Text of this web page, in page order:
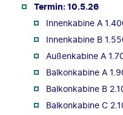
Termin: 10.5.26
Innenkabine A
Innenkabine B
Außenkabine A
Balkonkabine A
Balkonkabine B
Balkonkabine C